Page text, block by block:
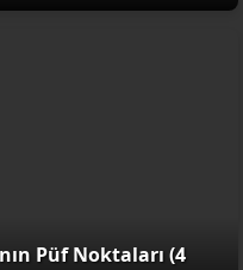
Püf Noktaları (4